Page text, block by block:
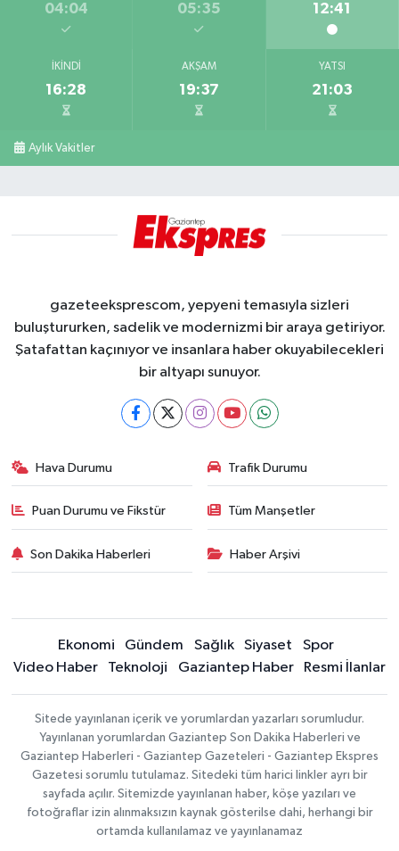
04:04 05:35 12:41
İKINDI
16:28
AKŞAM
19:37
YATSI
21:03
Aylık Vakitler
gazeteeksprescom, yepyeni temasıyla sizleri
buluştururken, sadelik ve modernizmi bir araya getiriyor.
Şatafattan kaçınıyor ve insanlara haber okuyabilecekleri
bir altyapı sunuyor.
Hava Durumu Trafik Durumu
Puan Durumu ve Fikstür Tüm Manşetler
Son Dakika Haberleri Haber Arşivi
Ekonomi Gündem Sağlık Siyaset
Spor
Video Haber
Teknoloji Gaziantep Haber Resmi İlanlar
Sitede yayınlanan içerik ve yorumlardan yazarları sorumludur.
Yayınlanan yorumlardan Gaziantep Son Dakika Haberleri ve
Gaziantep Haberleri - Gaziantep Gazeteleri - Gaziantep Ekspres
Gazetesi sorumlu tutulamaz. Sitedeki tüm harici linkler ayrı bir
sayfada açılır. Sitemizde yayınlanan haber, köşe yazıları ve
fotoğraflar izin alınmaksızın kaynak gösterilse dahi, herhangi bir
ortamda kullanılamaz ve yayınlanamaz